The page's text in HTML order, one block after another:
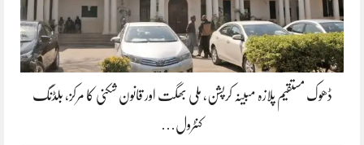
ڈھوک مستقیم پلازہ مبینہ کرپشن، ملی بھگت اور قانون شکنی کا مرکز، بلڈنگ
کنٹرول…